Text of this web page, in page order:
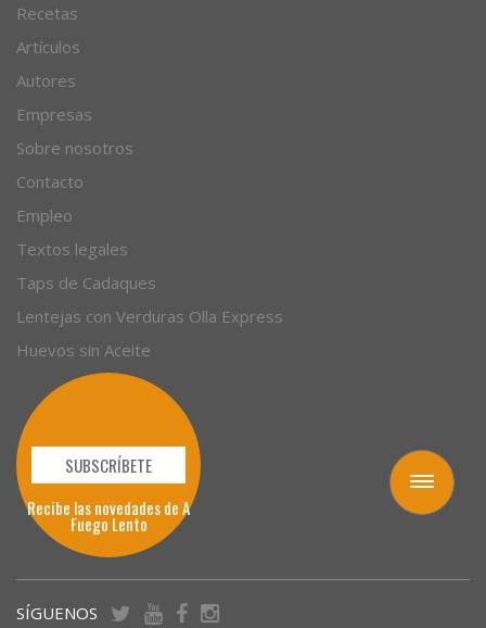
Toggle
navigation
Recetas
Artículos
Autores
Empresas
Sobre nosotros
Contacto
Empleo
Textos legales
Taps de Cadaques
Lentejas con Verduras Olla Express
Huevos sin Aceite
SUBSCRÍBETE
Recibe las novedades de A
Fuego Lento
SÍGUENOS